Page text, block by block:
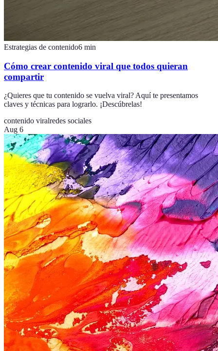
Estrategias de contenido6 min
Cómo crear contenido viral que todos quieran
compartir
¿Quieres que tu contenido se vuelva viral? Aquí te presentamos
claves y técnicas para lograrlo. ¡Descúbrelas!
contenido viralredes sociales
Aug 6